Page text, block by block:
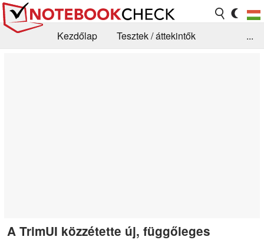
Kezdőlap
Tesztek / áttekintők
...
A TrimUI közzétette új, függőleges